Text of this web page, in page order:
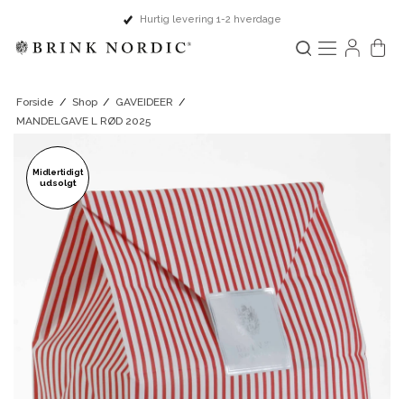
Hurtig levering 1-2 hverdage
Forside / Shop / GAVEIDEER /
MANDELGAVE L RØD 2025
Midlertidigt
udsolgt